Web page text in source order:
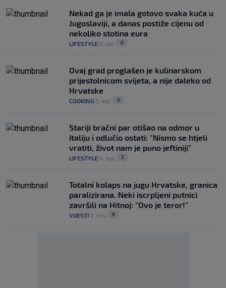
Nekad ga je imala gotovo svaka kuća u
Jugoslaviji, a danas postiže cijenu od
nekoliko stotina eura
LIFESTYLE 5. kol. 0
Ovaj grad proglašen je kulinarskom
prijestolnicom svijeta, a nije daleko od
Hrvatske
COOKING 5. kol. 0
Stariji bračni par otišao na odmor u
Italiju i odlučio ostati: "Nismo se htjeli
vratiti, život nam je puno jeftiniji"
LIFESTYLE 4. kol. 2
Totalni kolaps na jugu Hrvatske, granica
paralizirana. Neki iscrpljeni putnici
završili na Hitnoj: "Ovo je teror!"
VIJESTI 2. kol. 8